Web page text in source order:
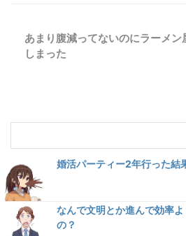
あまり腹減ってないのにラーメン
しまった
婚活パーティー2年行った
なんで文明とか進んで効率
の？